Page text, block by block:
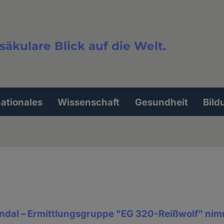
Blick auf die Welt.
Wissenschaft Gesundheit
– Ermittlungsgruppe "EG 320-Reißwolf"